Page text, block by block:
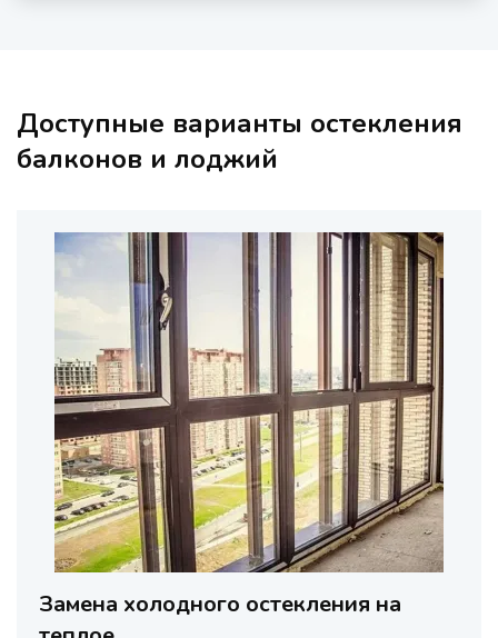
Доступные варианты остекления
балконов и лоджий
Замена холодного остекления на